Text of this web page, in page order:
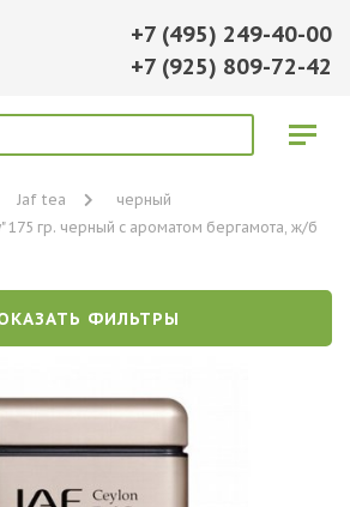
+7 (495) 249-40-00
+7 (925) 809-72-42
Jaf tea
черный
175 гр. черный с ароматом бергамота, ж/б
ФИЛЬТРЫ